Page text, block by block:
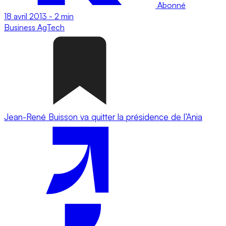
Abonné
18 avril 2013 - 2 min
Business AgTech
Jean-René Buisson va quitter la présidence de l’Ania